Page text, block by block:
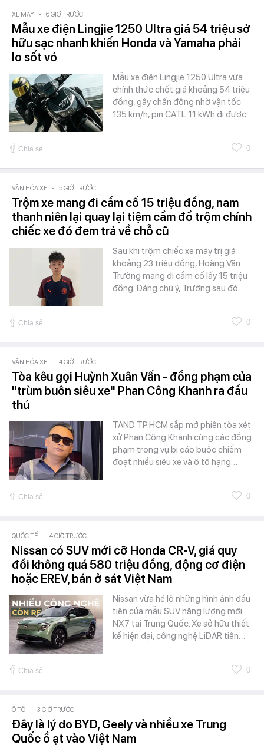
XE MÁY - 6 GIỜ TRƯỚC
Mẫu xe điện Lingjie 1250 Ultra giá 54 triệu sở
hữu sạc nhanh khiến Honda và Yamaha phải
lo sốt vó
Mẫu xe điện Lingjie 1250 Ultra vừa
chính thức chốt giá khoảng 54 triệu
đồng, gây chấn động nhờ vận tốc
135 km/h, pin CATL 11 kWh đi được…
Chia sẻ 0
VĂN HÓA XE - 5 GIỜ TRƯỚC
Trộm xe mang đi cầm cố 15 triệu đồng, nam
thanh niên lại quay lại tiệm cầm đồ trộm chính
chiếc xe đó đem trả về chỗ cũ
Sau khi trộm chiếc xe máy trị giá
khoảng 23 triệu đồng, Hoàng Văn
Trường mang đi cầm cố lấy 15 triệu
đồng. Đáng chú ý, Trường sau đó…
Chia sẻ 0
VĂN HÓA XE - 4 GIỜ TRƯỚC
Tòa kêu gọi Huỳnh Xuân Vấn - đồng phạm của
"trùm buôn siêu xe" Phan Công Khanh ra đầu
thú
TAND TP.HCM sắp mở phiên tòa xét
xử Phan Công Khanh cùng các đồng
phạm trong vụ bị cáo buộc chiếm
đoạt nhiều siêu xe và ô tô hạng…
Chia sẻ 0
QUỐC TẾ - 4 GIỜ TRƯỚC
Nissan có SUV mới cỡ Honda CR-V, giá quy
đổi không quá 580 triệu đồng, động cơ điện
hoặc EREV, bán ở sát Việt Nam
Nissan vừa hé lộ những hình ảnh đầu
tiên của mẫu SUV năng lượng mới
NX7 tại Trung Quốc. Xe sở hữu thiết
kế hiện đại, công nghệ LiDAR tiên…
Chia sẻ 0
Ô TÔ - 3 GIỜ TRƯỚC
Đây là lý do BYD, Geely và nhiều xe Trung
Quốc ồ ạt vào Việt Nam